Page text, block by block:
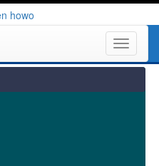
Toggle